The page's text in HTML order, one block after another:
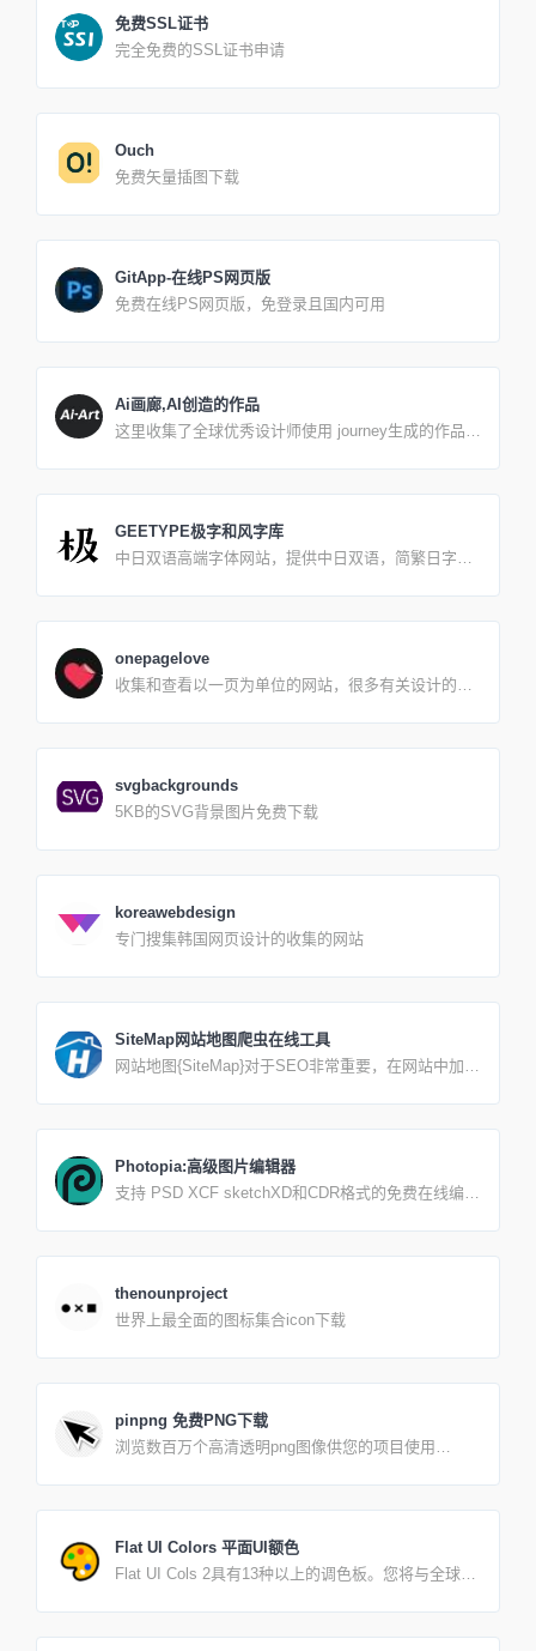
免费SSL证书
完全免费的SSL证书申请
Ouch
免费矢量插图下载
GitApp-在线PS网页版
免费在线PS网页版，免登录且国内可用
Ai画廊,AI创造的作品
这里收集了全球优秀设计师使用 journey生成的作品，
journey Ai作品、提示词集网站，收集了全球优秀设计
师使用journey Ai工具生成的作品和AI作品使用的关键
类型的都有，直接点查看即可，而且提示词、关键词
也可以直接复制编辑。Q.生成作品一般需要多长时间
个人体验下来也还好，很少有超过 10 分钟的，因为
度也很快。Q.平台保存了我生成的作品了吗？ A.目前
没有做该功能，也没有保存历史，如果生成的作品不
注意：链接不要在微信里打开，因为微信里打开无法
收到生成的作品。
GEETYPE极字和风字库
中日双语高端字体网站，提供中日双语，简繁日字
企业、海外版块业务提供专业的日本语字体与出海解
决方案，并提供专业购买授权。
onepagelove
收集和查看以一页为单位的网站，很多有关设计的博
svgbackgrounds
5KB的SVG背景图片免费下载
koreawebdesign
专门搜集韩国网页设计的收集的网站
SiteMap网站地图爬虫在线工具
网站地图{SiteMap}对于SEO非常重要，在网站中加入
HTTPS协议，爬取链接无条数限制(有超时限
制！！！)。内链支持【页面历遍】爬取。如页面超
项后再生成。反馈信息时候请将您的域名地址一并发
给我，并描述清楚问题所在。使用方法:1、输入网址
站首页底部加上HTML格式网站地图文件链接4、登录
如果出现乱码，请更改字符集提交。6、如果提示无权
限，请刷新首页再填写后提交。7、解决xmltxt文件下
Photopia:高级图片编辑器
支持 PSD XCF sketchXD和CDR格式的免费在线编辑
CelDraW创建新图像或打开已有文件。 保存你的作品
为PSD格式(文件另存为PSD)或jPG′PNGSvG格式(文
需求。 我们的目标是打造最强大而易用的图片編辑
器.
thenounproject
世界上最全面的图标集合icon下载
pinpng 免费PNG下载
浏览数百万个高清透明png图像供您的项目使用
用户的电子邮件提交或直接通过平台上传。每个上传
的png图像均经过人工审核并显示在网站上。公共互
主要由我们的团队收集。根据美国版权合理使用法
（美国法典第17标题），所有发布的图像内容均应视
权通知，并根据《数字千年版权法》（“ DMCA”）和
Flat UI Colors 平面UI额色
Flat UI Cols 2具有13种以上的调色板。您将与全球13
提供总计280种颜色的COPY PASTE。不管我们来自
何处，或者是哪种颜色覆盖了我们的肉，Flat UI Cols